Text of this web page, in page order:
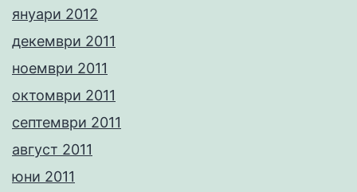
януари 2012
декември 2011
ноември 2011
октомври 2011
септември 2011
август 2011
юни 2011